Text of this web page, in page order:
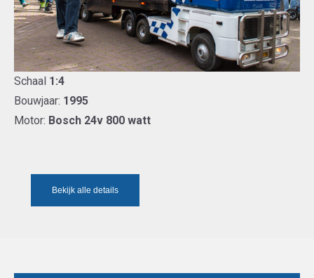
Schaal 1:4
Bouwjaar: 1995
Motor: Bosch 24v 800 watt
Bekijk alle details